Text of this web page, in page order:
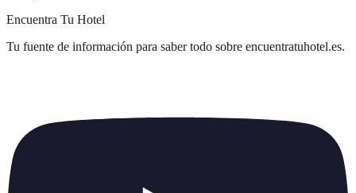
Encuentra Tu Hotel
Tu fuente de información para saber todo sobre encuentratuhotel.es.